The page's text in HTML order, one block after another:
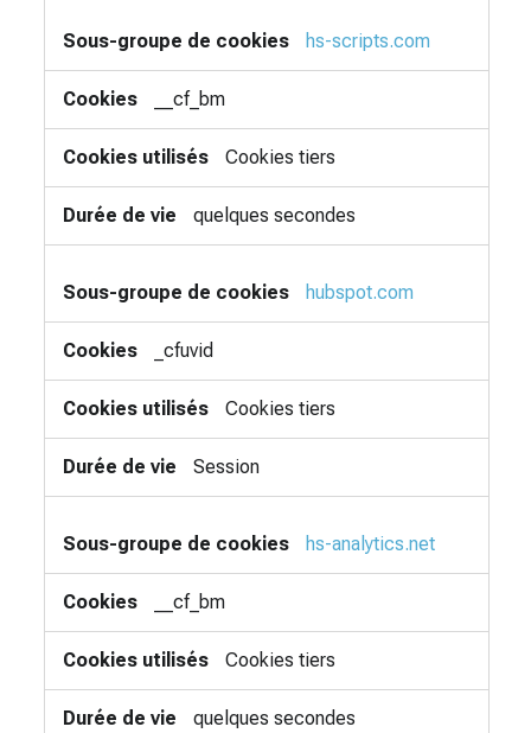
hs-scripts.com
__cf_bm
Cookies tiers
quelques secondes
hubspot.com
_cfuvid
Cookies tiers
Session
hs-analytics.net
__cf_bm
Cookies tiers
quelques secondes